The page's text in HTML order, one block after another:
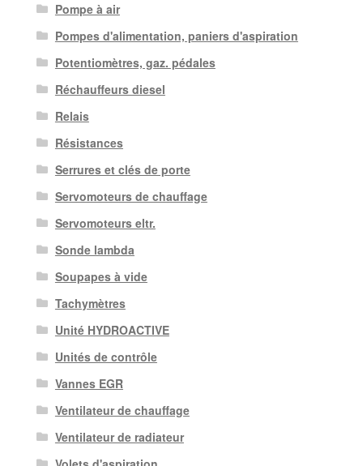
Pompe à air
Pompes d'alimentation, paniers d'aspiration
Potentiomètres, gaz. pédales
Réchauffeurs diesel
Relais
Résistances
Serrures et clés de porte
Servomoteurs de chauffage
Servomoteurs eltr.
Sonde lambda
Soupapes à vide
Tachymètres
Unité HYDROACTIVE
Unités de contrôle
Vannes EGR
Ventilateur de chauffage
Ventilateur de radiateur